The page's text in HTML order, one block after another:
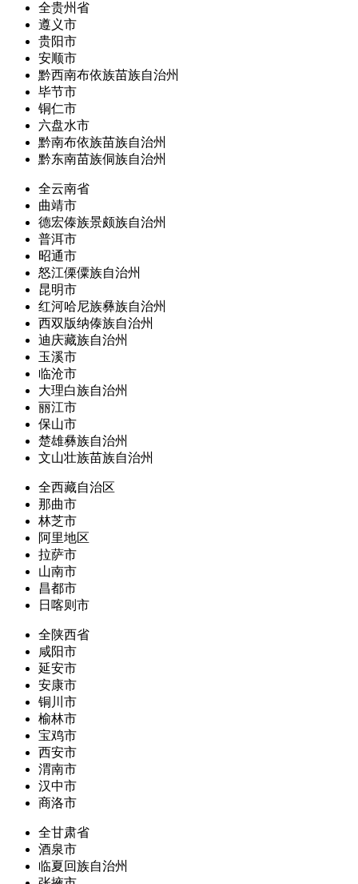
全贵州省
遵义市
贵阳市
安顺市
黔西南布依族苗族自治州
毕节市
铜仁市
六盘水市
黔南布依族苗族自治州
黔东南苗族侗族自治州
全云南省
曲靖市
德宏傣族景颇族自治州
普洱市
昭通市
怒江傈僳族自治州
昆明市
红河哈尼族彝族自治州
西双版纳傣族自治州
迪庆藏族自治州
玉溪市
临沧市
大理白族自治州
丽江市
保山市
楚雄彝族自治州
文山壮族苗族自治州
全西藏自治区
那曲市
林芝市
阿里地区
拉萨市
山南市
昌都市
日喀则市
全陕西省
咸阳市
延安市
安康市
铜川市
榆林市
宝鸡市
西安市
渭南市
汉中市
商洛市
全甘肃省
酒泉市
临夏回族自治州